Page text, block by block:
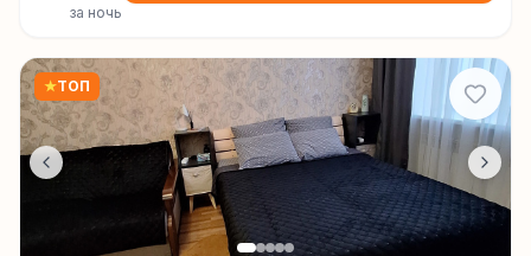
за ночь
★ТОП